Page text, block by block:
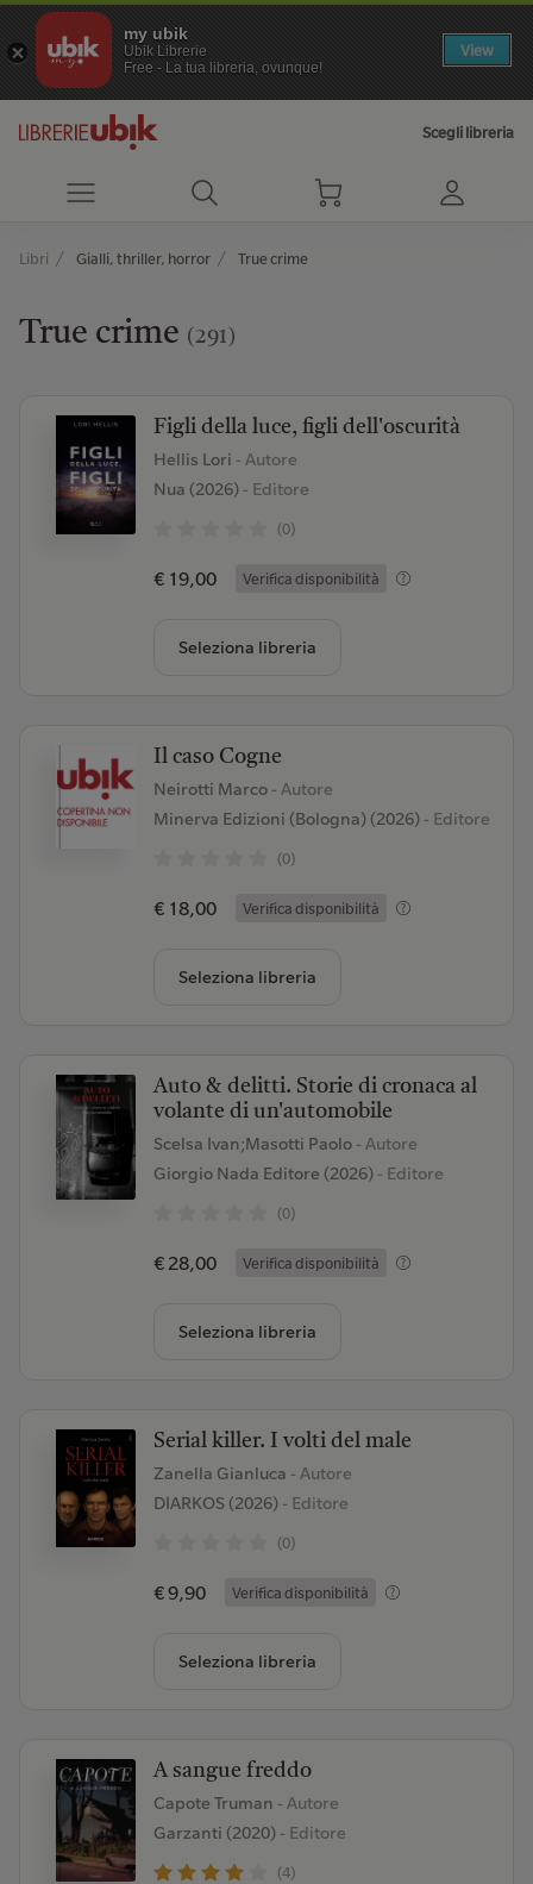
my ubik
Ubik Librerie
Free - La tua libreria, ovunque!
View
Scegli libreria
Libri Gialli, thriller, horror True crime
True crime (291)
Figli della luce, figli dell'oscurità
Hellis Lori - Autore
Nua (2026)- Editore
(0)
€ 19,00 Verifica disponibilità
Seleziona libreria
Il caso Cogne
Neirotti Marco - Autore
Minerva Edizioni (Bologna) (2026)- Editore
(0)
€ 18,00 Verifica disponibilità
Seleziona libreria
Auto & delitti. Storie di cronaca al
volante di un'automobile
Scelsa Ivan;Masotti Paolo - Autore
Giorgio Nada Editore (2026)- Editore
(0)
€ 28,00 Verifica disponibilità
Seleziona libreria
Serial killer. I volti del male
Zanella Gianluca - Autore
DIARKOS (2026)- Editore
(0)
€ 9,90 Verifica disponibilità
Seleziona libreria
A sangue freddo
Capote Truman - Autore
Garzanti (2020)- Editore
(4)